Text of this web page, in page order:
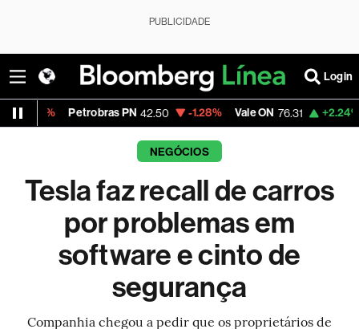
PUBLICIDADE
Login
Petrobras PN 42.50 -1.28% Vale ON 76.31 +2.24% Itaú PN
NEGÓCIOS
Tesla faz recall de carros
por problemas em
software e cinto de
segurança
Companhia chegou a pedir que os proprietários de